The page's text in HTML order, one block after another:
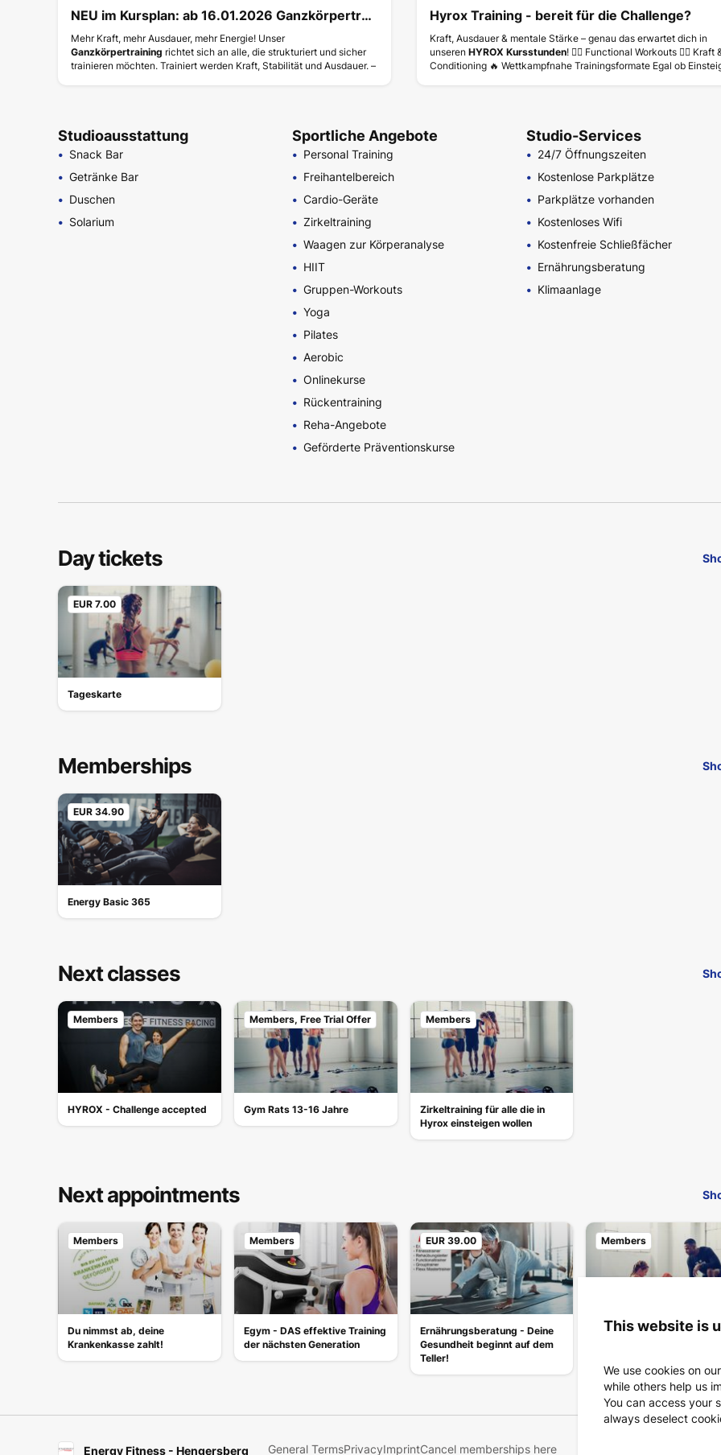
NEU im Kursplan: ab 16.01.2026 Ganzkörpertraining🔥
Mehr Kraft, mehr Ausdauer, mehr Energie! Unser
Ganzkörpertraining richtet sich an alle, die strukturiert und sicher
trainieren möchten. Trainiert werden Kraft, Stabilität und Ausdauer. –
Hyrox Training - bereit für die Challenge?
Kraft, Ausdauer & mentale Stärke – genau das erwartet dich in
unseren HYROX Kursstunden! 🏃‍♂️ Functional Workouts 🏋️‍♀️ Kraft
Conditioning 🔥 Wettkampfnahe Trainingsformate Egal ob
Studioausstattung
Snack Bar
Getränke Bar
Duschen
Solarium
Sportliche Angebote
Personal Training
Freihantelbereich
Cardio-Geräte
Zirkeltraining
Waagen zur Körperanalyse
HIIT
Gruppen-Workouts
Yoga
Pilates
Aerobic
Onlinekurse
Rückentraining
Reha-Angebote
Geförderte Präventionskurse
Studio-Services
24/7 Öffnungszeiten
Kostenlose Parkplätze
Parkplätze vorhanden
Kostenloses Wifi
Kostenfreie Schließfächer
Ernährungsberatung
Klimaanlage
Day tickets
EUR 7.00
Tageskarte
Memberships
EUR 34.90
Energy Basic 365
Next classes
Members
HYROX - Challenge accepted
Members, Free Trial Offer
Gym Rats 13-16 Jahre
Members
Zirkeltraining für alle die in
Hyrox einsteigen wollen
Next appointments
Members
Du nimmst ab, deine
Krankenkasse zahlt!
Members
Egym - DAS effektive Training
der nächsten Generation
EUR 39.00
Ernährungsberatung - Deine
Gesundheit beginnt auf dem
Teller!
Members
Flexx - Verbessere deine
Energy Fitness - Hengersberg General TermsPrivacyImprintCancel memberships here
This website is
We use cookies on
while others help us
You can access your
always deselect